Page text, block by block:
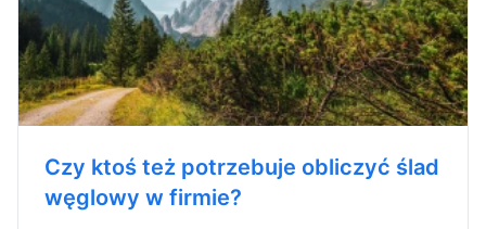
Czy ktoś też potrzebuje obliczyć ślad
węglowy w firmie?